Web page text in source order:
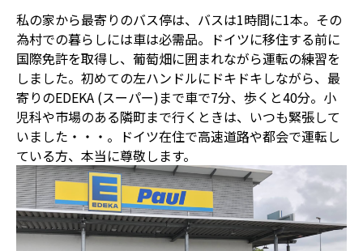
私の家から最寄りのバス停は、バスは1時間に1本。その
為村での暮らしには車は必需品。ドイツに移住する前に
国際免許を取得し、葡萄畑に囲まれながら運転の練習を
しました。初めての左ハンドルにドキドキしながら、最
寄りのEDEKA (スーパー)まで車で7分、歩くと40分。小
児科や市場のある隣町まで行くときは、いつも緊張して
いました・・・。ドイツ在住で高速道路や都会で運転し
ている方、本当に尊敬します。